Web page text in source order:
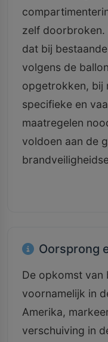
zelf
dat bij
volgens de
opgetrokken, bij
specifieke en
maatregelen
voldoen aan de
Oorsprong
De opkomst van
voornamelijk in
Amerika,
verschuiving in